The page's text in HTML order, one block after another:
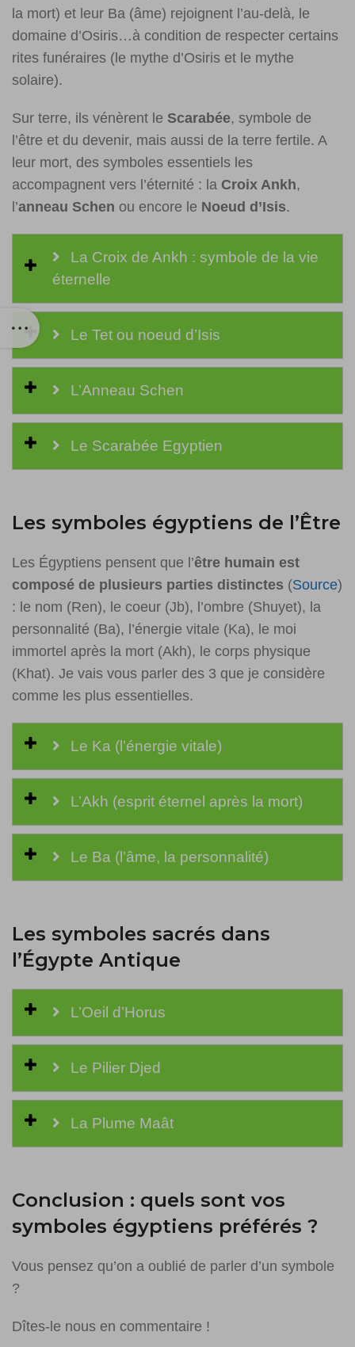
la mort) et leur Ba (âme) rejoignent l’au-delà, le
domaine d’Osiris…à condition de respecter certains
rites funéraires (le mythe d’Osiris et le mythe
solaire).
Sur terre, ils vénèrent le Scarabée, symbole de
l’être et du devenir, mais aussi de la terre fertile. A
leur mort, des symboles essentiels les
accompagnent vers l’éternité : la Croix Ankh,
l’anneau Schen ou encore le Noeud d’Isis.
La Croix de Ankh : symbole de la vie
éternelle
Le Tet ou noeud d’Isis
L’Anneau Schen
Le Scarabée Egyptien
Les symboles égyptiens de l’Être
Les Égyptiens pensent que l’être humain est
composé de plusieurs parties distinctes (Source)
: le nom (Ren), le coeur (Jb), l’ombre (Shuyet), la
personnalité (Ba), l’énergie vitale (Ka), le moi
immortel après la mort (Akh), le corps physique
(Khat). Je vais vous parler des 3 que je considère
comme les plus essentielles.
Le Ka (l’énergie vitale)
L’Akh (esprit éternel après la mort)
Le Ba (l’âme, la personnalité)
Les symboles sacrés dans
l’Égypte Antique
L’Oeil d’Horus
Le Pilier Djed
La Plume Maât
Conclusion : quels sont vos
symboles égyptiens préférés ?
Vous pensez qu’on a oublié de parler d’un symbole
?
Dîtes-le nous en commentaire !